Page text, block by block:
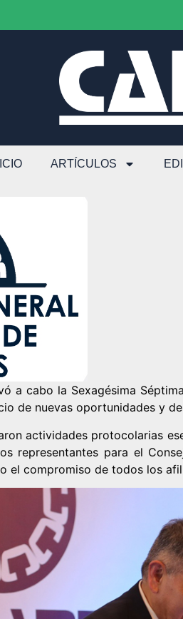
ARTÍCULOS
a cabo la Sexagésima
de nuevas oportunidades y
actividades protocolarias
representantes para el
el compromiso de todos los